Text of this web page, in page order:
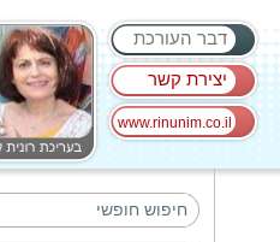
דבר העורכת
יצירת קשר
www.rinunim.co.il
יואל אסתרון שהקים את העיתון
'כלכליסט'...